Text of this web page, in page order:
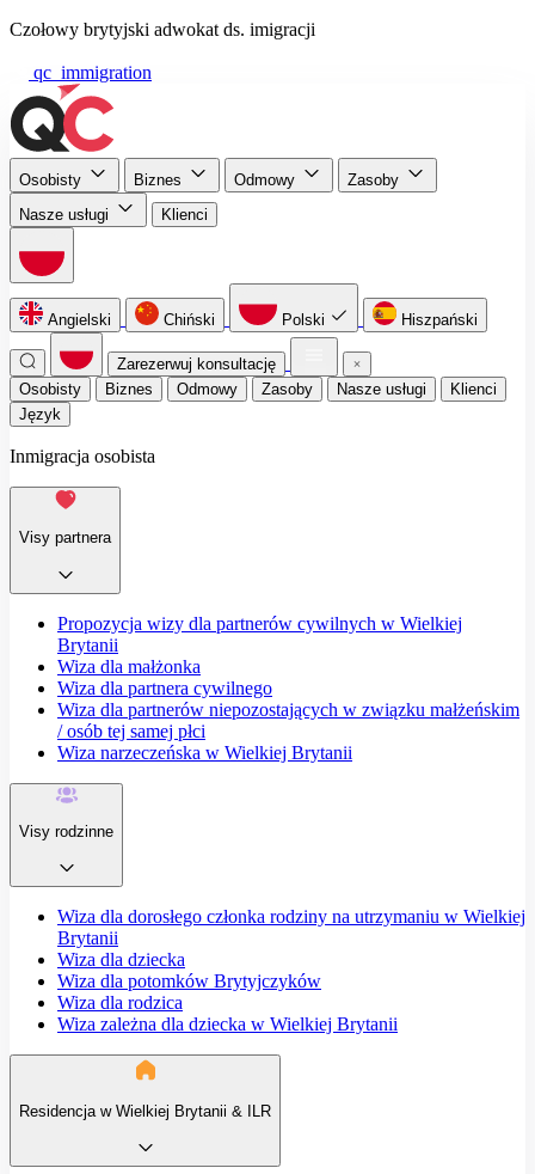
Czołowy brytyjski adwokat ds. imigracji
qc_immigration
Osobisty Biznes Odmowy
Zasoby
Nasze usługi
Klienci
Angielski Chiński Polski Hiszpański
Zarezerwuj konsultację
Osobisty
Biznes Odmowy Zasoby Nasze usługi
Klienci
Język
Inmigracja osobista
Visy partnera
Propozycja wizy dla partnerów cywilnych w Wielkiej
Brytanii
Wiza dla małżonka
Wiza dla partnera cywilnego
Wiza dla partnerów niepozostających w związku małżeńskim
/ osób tej samej płci
Wiza narzeczeńska w Wielkiej Brytanii
Visy rodzinne
Wiza dla dorosłego członka rodziny na utrzymaniu w Wielkiej
Brytanii
Wiza dla dziecka
Wiza dla potomków Brytyjczyków
Wiza dla rodzica
Wiza zależna dla dziecka w Wielkiej Brytanii
Residencja w Wielkiej Brytanii & ILR